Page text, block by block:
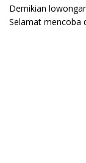
Demikian
Selamat mencoba